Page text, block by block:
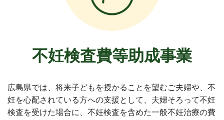
不妊検査費等助成事業
広島県では、将来子どもを授かることを望むご夫婦や、不
妊を心配されている方への支援として、夫婦そろって不妊
検査を受けた場合に、不妊検査を含めた一般不妊治療の費